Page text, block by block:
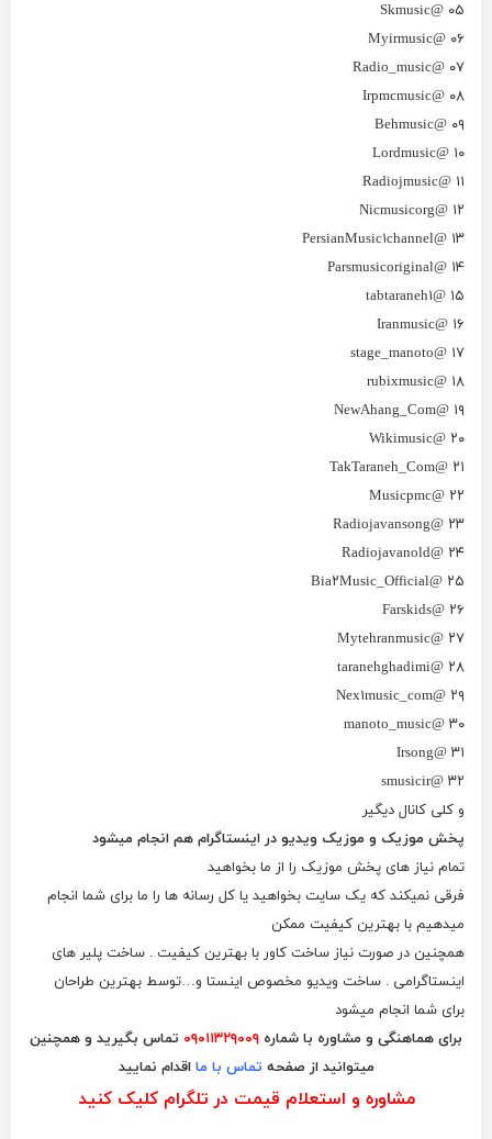
۰۵ @Skmusic
۰۶ @Myirmusic
۰۷ @Radio_music
۰۸ @Irpmcmusic
۰۹ @Behmusic
۱۰ @Lordmusic
۱۱ @Radiojmusic
۱۲ @Nicmusicorg
۱۳ @PersianMusic۱channel
۱۴ @Parsmusicoriginal
۱۵ @tabtaraneh۱
۱۶ @Iranmusic
۱۷ @stage_manoto
۱۸ @rubixmusic
۱۹ @NewAhang_Com
۲۰ @Wikimusic
۲۱ @TakTaraneh_Com
۲۲ @Musicpmc
۲۳ @Radiojavansong
۲۴ @Radiojavanold
۲۵ @Bia۲Music_Official
۲۶ @Farskids
۲۷ @Mytehranmusic
۲۸ @taranehghadimi
۲۹ @Nex۱music_com
۳۰ @manoto_music
۳۱ @Irsong
۳۲ @smusicir
و کلی کانال دیگیر
پخش موزیک و موزیک ویدیو در اینستاگرام هم انجام میشود
تمام نیاز های پخش موزیک را از ما بخواهید
فرقی نمیکند که یک سایت بخواهید یا کل رسانه ها را ما برای شما انجام
میدهیم با بهترین کیفیت ممکن
همچنین در صورت نیاز ساخت کاور با بهترین کیفیت . ساخت پلیر های
اینستاگرامی . ساخت ویدیو مخصوص اینستا و…توسط بهترین طراحان
برای شما انجام میشود
برای هماهنگی و مشاوره با شماره ۰۹۰۱۱۳۲۹۰۰۹ تماس بگیرید و همچنین
میتوانید از صفحه تماس با ما اقدام نمایید
مشاوره و استعلام قیمت در تلگرام کلیک کنید